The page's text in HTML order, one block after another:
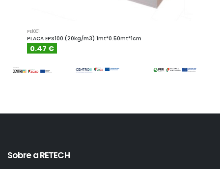
PE1001
PLACA EPS100 (20kg/m3) 1mt*0.50mt*1cm
0.47 €
Sobre a RETECH